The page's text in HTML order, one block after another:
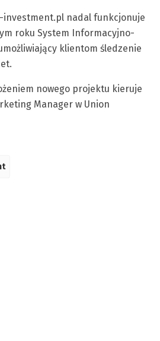
investment.pl nadal funkcjonuje
roku System Informacyjno-
klientom śledzenie
nowego projektu kieruje
Manager w Union